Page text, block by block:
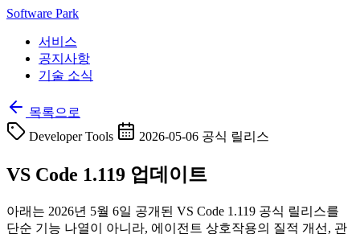
Software Park
서비스
공지사항
기술 소식
목록으로
Developer Tools
2026-05-06 공식 릴리스
VS Code 1.119 업데이트
아래는 2026년 5월 6일 공개된 VS Code 1.119 공식 릴리스를
단순 기능 나열이 아니라, 에이전트 상호작용의 질적 개선, 관